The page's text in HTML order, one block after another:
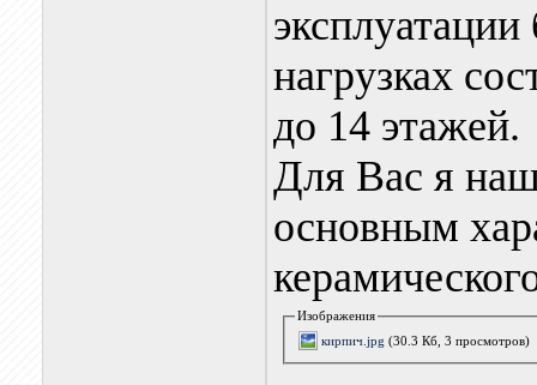
нагрузках
до 14 этажей.
Для Вас я
основным
Изображения
кирпич.jpg (30.3 Кб, 3 просмотров)